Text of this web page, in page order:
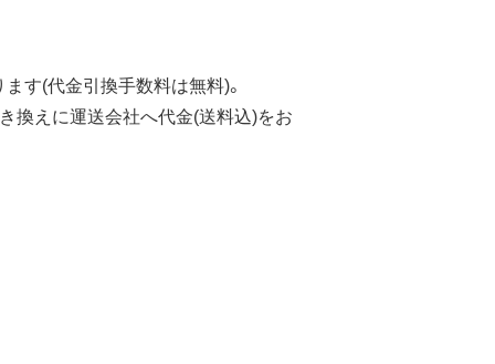
す(代金引換手数料は無料)。
換えに運送会社へ代金(送料込)をお